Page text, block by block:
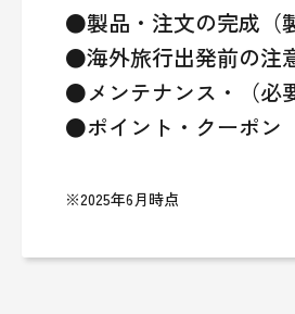
●製品・注文の完成（
●海外旅行出発前の注
●メンテナンス・（必
●ポイント・クーポン
※2025年6月時点